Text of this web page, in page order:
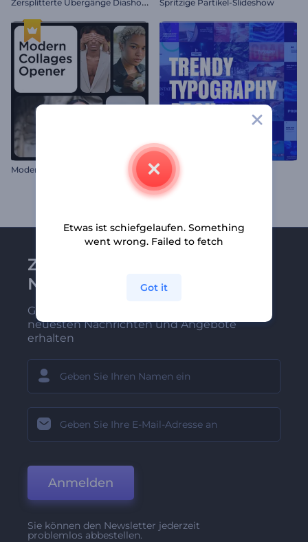
Spritzige Partikel-Slideshow
Moderne Collagen Opener
Zu Renderforest-
Newsletter anmelden
Gehören Sie zu den Ersten, die unsere
neuesten Nachrichten und Angebote
erhalten
Anmelden
Sie können den Newsletter jederzeit
problemlos abbestellen.
Etwas ist schiefgelaufen. Something
went wrong. Failed to fetch
Got it